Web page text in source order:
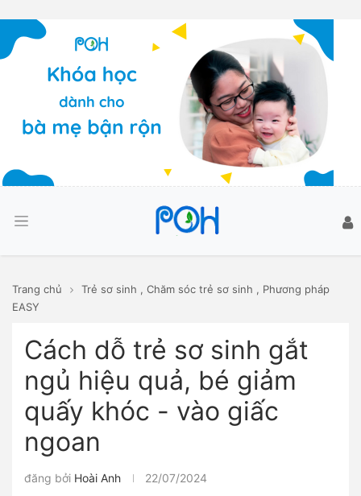
Trang chủ Trẻ sơ sinh , Chăm sóc trẻ sơ sinh , Phương pháp
EASY
Cách dỗ trẻ sơ sinh gắt
ngủ hiệu quả, bé giảm
quấy khóc - vào giấc
ngoan
đăng bởi Hoài Anh 22/07/2024